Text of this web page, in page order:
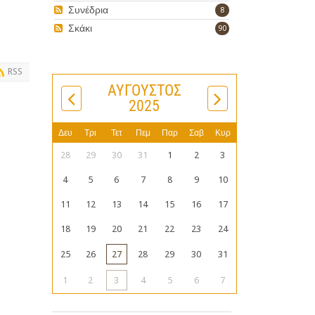
RSS
8
Συνέδρια
90
Σκάκι
ΑΎΓΟΥΣΤΟΣ
2025
Δευ Τρι Τετ Πεμ Παρ Σαβ Κυρ
28 29 30 31 1 2 3
4 5 6 7 8 9 10
11 12 13 14 15 16 17
18 19 20 21 22 23 24
25 26 27 28 29 30 31
1 2 3 4 5 6 7